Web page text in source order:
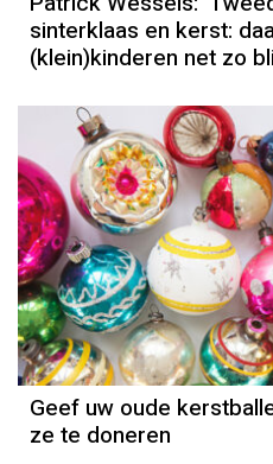
sinterklaas en kerst:
(klein)kinderen net zo
Geef uw oude
ze te doneren